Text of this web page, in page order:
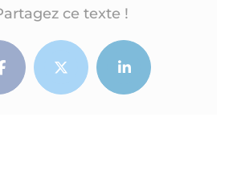
ce texte !
Twitter LinkedIn